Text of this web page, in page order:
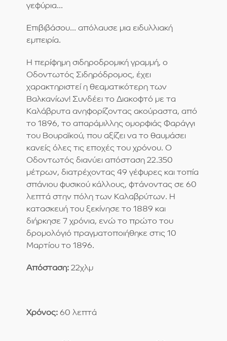
γεφύρια...
Eπιβιβάσου... απόλαυσε μια ειδυλλιακή
εμπειρία.
Η περίφημη σιδηροδρομική γραμμή, ο
Οδοντωτός Σιδηρόδρομος, έχει
χαρακτηριστεί η θεαματικότερη των
Βαλκανίων! Συνδέει το Διακοφτό με τα
Καλάβρυτα ανηφορίζοντας ακούραστα, από
το 1896, το απαράμιλλης ομορφιάς Φαράγγι
του Βουραϊκού, που αξίζει να το θαυμάσει
κανείς όλες τις εποχές του χρόνου. Ο
Οδοντωτός διανύει απόσταση 22.350
μέτρων, διατρέχοντας 49 γέφυρες και τοπία
σπάνιου φυσικού κάλλους, φτάνοντας σε 60
λεπτά στην πόλη των Καλαβρύτων. Η
κατασκευή του ξεκίνησε το 1889 και
διήρκησε 7 χρόνια, ενώ το πρώτο του
δρομολόγιό πραγματοποιήθηκε στις 10
Μαρτίου το 1896.
Απόσταση: 22χλμ
Χρόνος: 60 λεπτά